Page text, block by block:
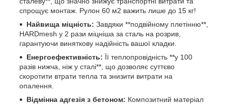
спрощує монтаж. Рулон 60 м2 важить лише до 15 кг!
Найвища міцність: Завдяки **подвійному плетінню**,
HARDmesh у 2 рази міцніша за сталь на розрив,
гарантуючи виняткову надійність вашої кладки.
Енергоефективність: Її теплопровідність **у 100
разів нижча, ніж у сталі**, що дозволяє суттєво
скоротити втрати тепла та знизити витрати на
опалення.
Відмінна адгезія з бетоном: Композитний матеріал